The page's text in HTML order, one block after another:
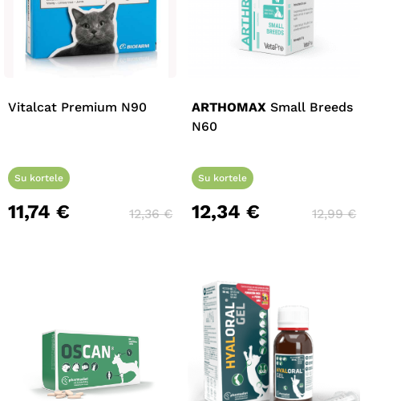
Eiti Į Parduotuvę
Vitalcat Premium N90
Su kortele
11,74€ 12,36€
ARTHOMAX Small Breeds
N60
Su kortele
12,34€ 12,99€